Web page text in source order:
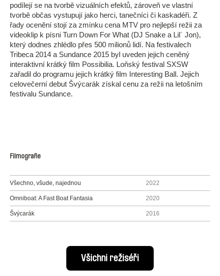
podílejí se na tvorbě vizuálních efektů, zároveň ve vlastní
tvorbě občas vystupují jako herci, tanečníci či kaskadéři. Z
řady ocenění stojí za zmínku cena MTV pro nejlepší režii za
videoklip k písni Turn Down For What (DJ Snake a Lil´ Jon),
který dodnes zhlédlo přes 500 milionů lidí. Na festivalech
Tribeca 2014 a Sundance 2015 byl uveden jejich ceněný
interaktivní krátký film Possibilia. Loňský festival SXSW
zařadil do programu jejich krátký film Interesting Ball. Jejich
celovečerní debut Švýcarák získal cenu za režii na letošním
festivalu Sundance.
Filmografie
Všechno, všude, najednou 2022
Omniboat: A Fast Boat Fantasia 2020
Švýcarák 2016
Všichni režiséři